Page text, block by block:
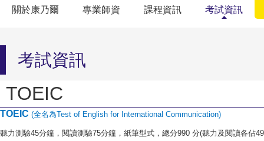
關於康乃爾 專業師資 課程資訊 考試資訊
考試資訊
TOEIC
TOEIC (全名為Test of English for International Communication)
聽力測驗45分鐘，閱讀測驗75分鐘，紙筆型式，總分990 分(聽力及閱讀各佔